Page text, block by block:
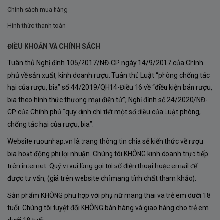
riêng biệt cho rượu vang.
nhất tại Úc, nổi tiếng với khí hậu ôn đới và những cơn
mưa nhẹ nhàng. Chính điều kiện khí hậu này đã giúp
những trái nho Chardonnay tại Tasmania phát triển
hương vị tuyệt vời với độ axit hoàn hảo, mang đến sự
tươi mới và thanh khiết cho rượu vang.
Tumbarumba: Vùng nho Tumbarumba nằm ở phía
nam New South Wales, với độ cao trung bình 500-
800 mét so với mực nước biển, là một trong những
khu vực sản xuất nho Chardonnay hàng đầu tại Úc.
nho với mùa hè mát mẻ và mùa đông lạnh giá, giúp
nho giữ được độ chua cân bằng và hương trái cây
Chính sách mua hàng
Hình thức thanh toán
ĐIỀU KHOẢN VÀ CHÍNH SÁCH
Tuân thủ Nghị định 105/2017/NĐ-CP ngày 14/9/2017 của Chính
phủ về sản xuất, kinh doanh rượu. Tuân thủ Luật “phòng chống tác
hại của rượu, bia” số 44/2019/QH14-Điều 16 về “điều kiện bán rượu,
bia theo hình thức thương mại điện tử”; Nghị định số 24/2020/NĐ-
CP của Chính phủ “quy định chi tiết một số điều của Luật phòng,
chống tác hại của rượu, bia”.
Website ruounhap.vn là trang thông tin chia sẻ kiến thức về rượu
bia hoạt động phi lợi nhuận. Chúng tôi KHÔNG kinh doanh trực tiếp
trên internet. Quý vị vui lòng gọi tới số điện thoại hoặc email để
được tư vấn, (giá trên website chỉ mang tính chất tham khảo).
Sản phẩm KHÔNG phù hợp với phụ nữ mang thai và trẻ em dưới 18
tuổi. Chúng tôi tuyệt đối KHÔNG bán hàng và giao hàng cho trẻ em